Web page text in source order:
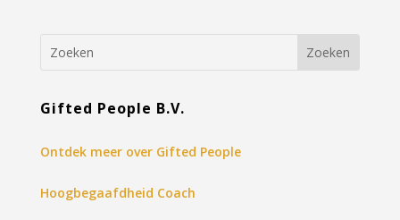
Gifted People B.V.
Ontdek meer over Gifted People
Hoogbegaafdheid Coach